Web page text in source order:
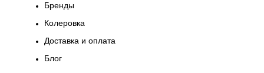
Бренды
Колеровка
Доставка и оплата
Блог